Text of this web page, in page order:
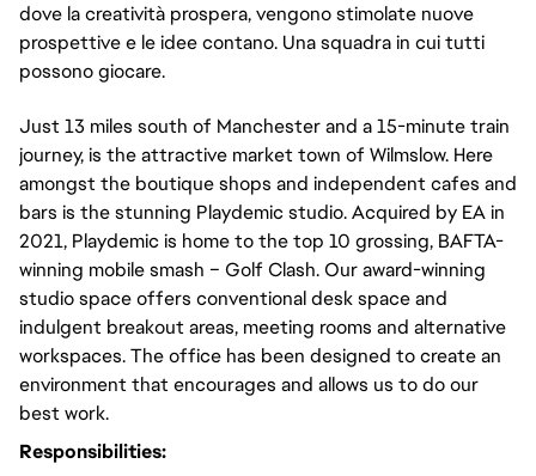
dove la creatività prospera, vengono stimolate nuove
prospettive e le idee contano. Una squadra in cui tutti
possono giocare.
Just 13 miles south of Manchester and a 15-minute train
journey, is the attractive market town of Wilmslow. Here
amongst the boutique shops and independent cafes and
bars is the stunning Playdemic studio. Acquired by EA in
2021, Playdemic is home to the top 10 grossing, BAFTA-
winning mobile smash – Golf Clash. Our award-winning
studio space offers conventional desk space and
indulgent breakout areas, meeting rooms and alternative
workspaces. The office has been designed to create an
environment that encourages and allows us to do our
best work.
Responsibilities: